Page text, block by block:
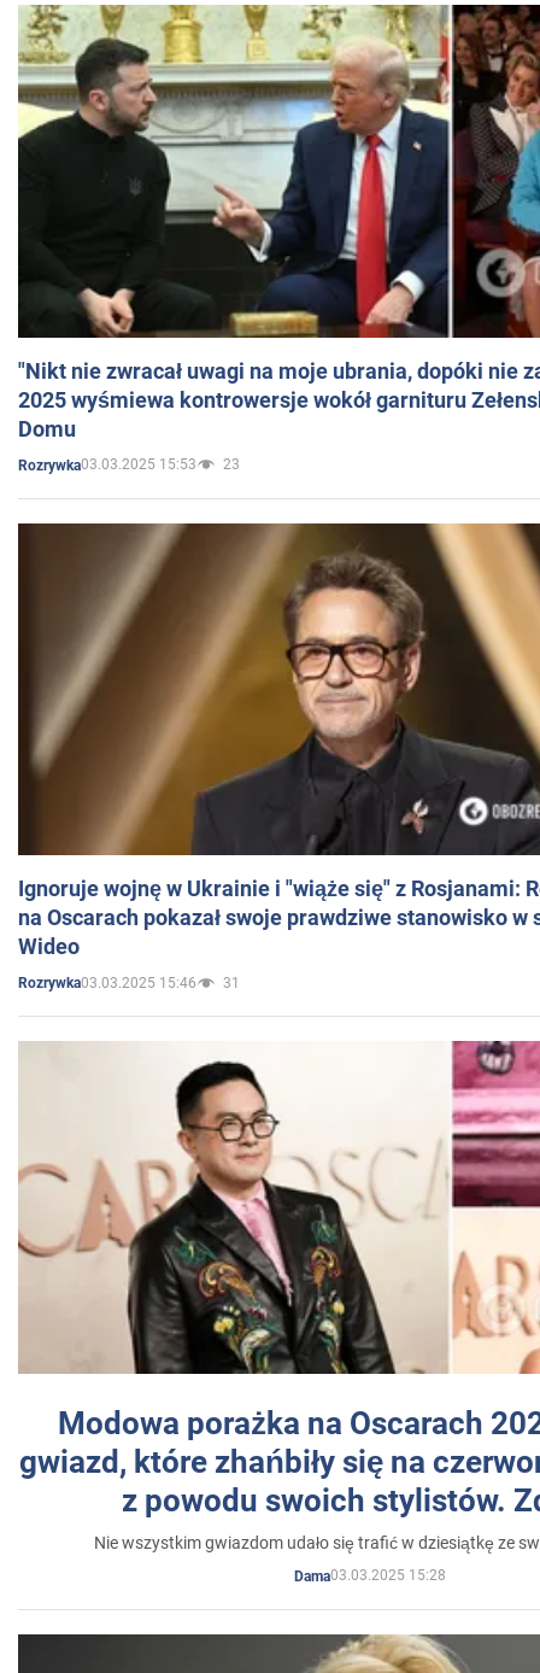
"Nikt nie zwracał uwagi na moje ubrania, dopóki nie
2025 wyśmiewa kontrowersje wokół garnituru
Domu
Rozrywka03.03.2025 15:53 23
Ignoruje wojnę w Ukrainie i "wiąże się" z Rosjanami:
na Oscarach pokazał swoje prawdziwe stanowisko w
Wideo
Rozrywka03.03.2025 15:46 31
Modowa porażka na Oscarach
gwiazd, które zhańbiły się na
z powodu swoich stylistów.
Nie wszystkim gwiazdom udało się trafić w dziesiątkę ze
Dama03.03.2025 15:28